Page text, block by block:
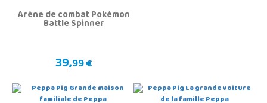
Arène de combat Pokémon
Battle Spinner
39,99 €